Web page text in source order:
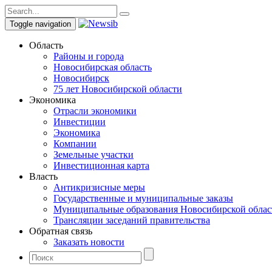
Toggle navigation
Область
Районы и города
Новосибирская область
Новосибирск
75 лет Новосибирской области
Экономика
Отрасли экономики
Инвестиции
Экономика
Компании
Земельные участки
Инвестиционная карта
Власть
Антикризисные меры
Государственные и муниципальные заказы
Муниципальные образования Новосибирской
Трансляции заседаний правительства
Обратная связь
Заказать новости